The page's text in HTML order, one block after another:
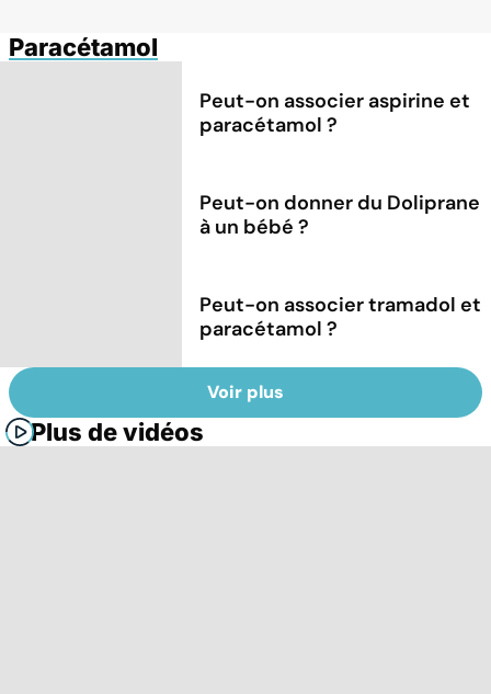
Paracétamol
Peut-on associer aspirine et
paracétamol ?
Peut-on donner du Doliprane
à un bébé ?
Peut-on associer tramadol et
paracétamol ?
Voir plus
Plus de vidéos